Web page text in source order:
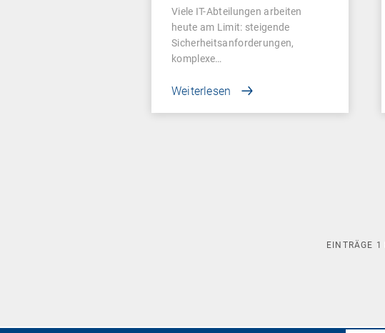
Viele IT-Abteilungen arbeiten
heute am Limit: steigende
Sicherheitsanforderungen,
komplexe…
Weiterlesen
EINTRÄGE 1